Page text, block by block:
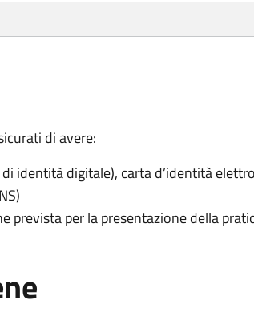
di avere:
identità digitale), carta d’identità
prevista per la presentazione della